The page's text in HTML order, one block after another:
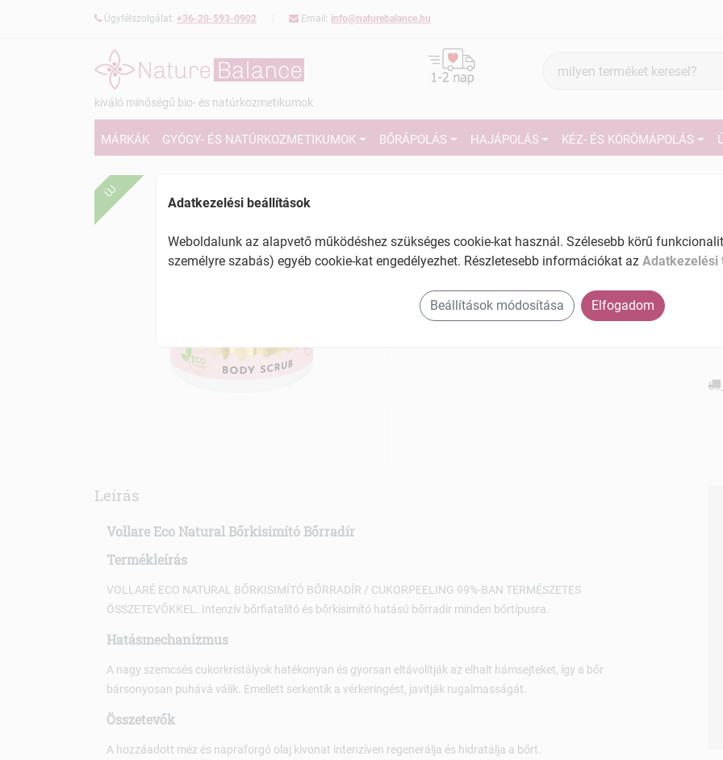
Ügyfélszolgálat: +36-20-593-0902 Email: info@naturebalance.hu
kiváló minőségű bio- és natúrkozmetikumok
keresés
MÁRKÁK GYÓGY- ÉS NATÚRKOZMETIKUMOK BŐRÁPOLÁS HAJÁPOLÁS KÉZ- ÉS KÖRÖMÁPOLÁS
ÚJ
EAN: 5902026647694
Leírás
Vollare Eco Natural Bőrkisimító Bőrradír
Termékleírás
VOLLARÉ ECO NATURAL BŐRKISIMÍTÓ BŐRRADÍR / CUKORPEELING 99%-BAN TERMÉSZETES
ÖSSZETEVŐKKEL. Intenzív bőrfiatalító és bőrkisimító hatású bőrradír minden bőrtípusra.
Hatásmechanizmus
A nagy szemcsés cukorkristályok hatékonyan és gyorsan eltávolítják az elhalt hámsejteket, így a bőr
bársonyosan puhává válik. Emellett serkentik a vérkeringést, javítják rugalmasságát.
Összetevők
A hozzáadott méz és napraforgó olaj kivonat intenzíven regenerálja és hidratálja a bőrt.
Adatkezelési beállítások
Weboldalunk az alapvető működéshez szükséges cookie-kat használ. Szélesebb körű
személyre szabás) egyéb cookie-kat engedélyezhet. Részletesebb információkat az Adatkezelési
Beállítások módosítása Elfogadom